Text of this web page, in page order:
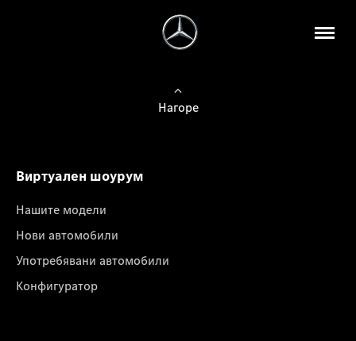
Нагоре
Виртуален шоурум
Нашите модели
Нови автомобили
Употребявани автомобили
Конфигуратор